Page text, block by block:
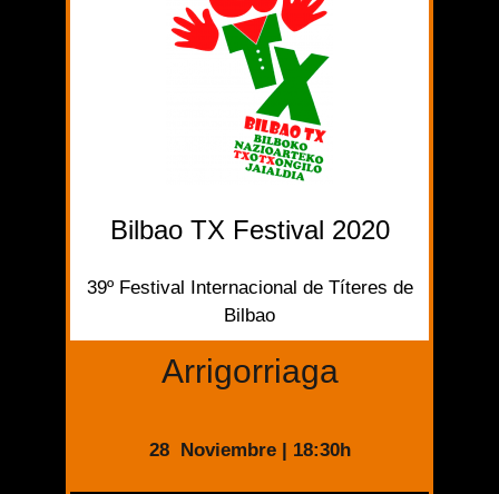
Bilbao TX Festival 2020
39º Festival Internacional de Títeres de
Bilbao
Arrigorriaga
28 Noviembre | 18:30h